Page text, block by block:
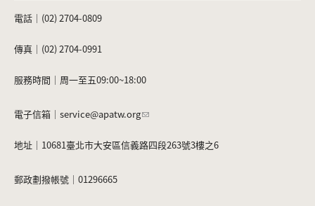
電話｜(02) 2704-0809
傳真｜(02) 2704-0991
服務時間｜周一至五09:00~18:00
電子信箱｜ service@apatw.org
地址｜10681臺北市大安區信義路四段263號3樓之6
郵政劃撥帳號｜01296665